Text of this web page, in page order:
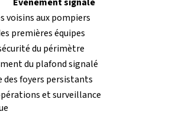
voisins aux pompiers
premières équipes
du périmètre
du plafond signalé
des foyers persistants
et surveillance